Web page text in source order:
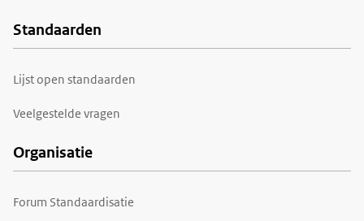
Voet
Standaarden
Lijst open standaarden
Veelgestelde vragen
Organisatie
Forum Standaardisatie